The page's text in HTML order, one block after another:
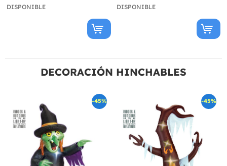
DISPONIBLE DISPONIBLE
DECORACIÓN HINCHABLES
-45% -45%